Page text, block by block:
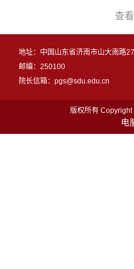
查
地址：中国山东省济南市山大南路
邮编：250100
院长信箱：pgs@sdu.edu.cn
版权所有
电